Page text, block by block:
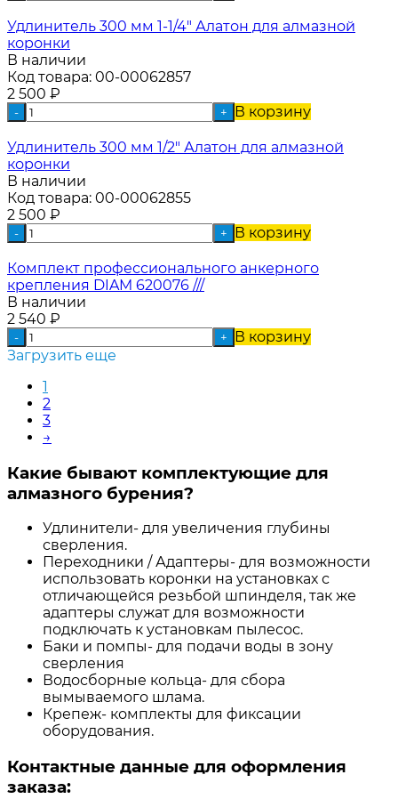
Удлинитель 300 мм 1-1/4" Алатон для алмазной
коронки
В наличии
Код товара: 00-00062857
2 500 ₽
- + В корзину
Удлинитель 300 мм 1/2" Алатон для алмазной
коронки
В наличии
Код товара: 00-00062855
2 500 ₽
- + В корзину
Комплект профессионального анкерного
крепления DIAM 620076 ///
В наличии
2 540 ₽
- +
В корзину
Загрузить еще
1
2
3
→
Какие бывают комплектующие для
алмазного бурения?
Удлинители- для увеличения глубины
сверления.
Переходники / Адаптеры- для возможности
использовать коронки на установках с
отличающейся резьбой шпинделя, так же
адаптеры служат для возможности
подключать к установкам пылесос.
Баки и помпы- для подачи воды в зону
сверления
Водосборные кольца- для сбора
вымываемого шлама.
Крепеж- комплекты для фиксации
оборудования.
Контактные данные для оформления
заказа: